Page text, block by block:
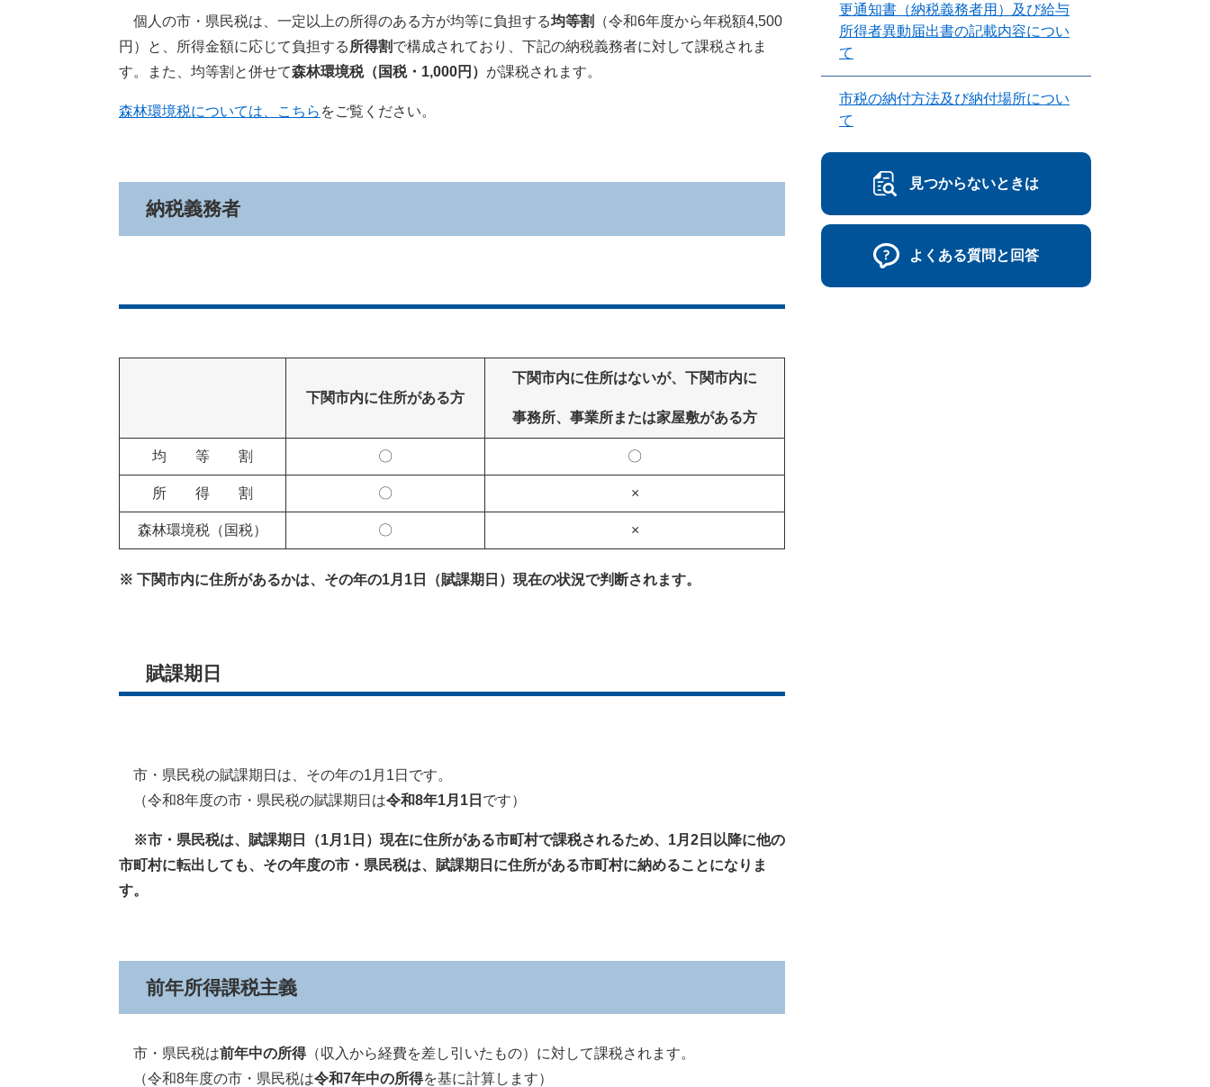
個人の市・県民税は、一定以上の所得のある方が均等に負担する均等割
（令和6年度から年税額4,500
円）と、所得金額に応じて負担する 所得割で構成されており、下記の納税義務者に対して課税されま
す。また、均等割と併せて森林環境税（国税・1,000円） が課税されます。
森林環境税については、こちら をご覧ください。
納税義務者
下関市内に住所がある方
下関市内に住所はないが、下関市内に
事務所、事業所または家屋敷がある方
均 等 割 〇 〇
所 得 割 〇 ×
森林環境税（国税） 〇 ×
※ 下関市内に住所があるかは、その年の1月1日（賦課期日）現在の状況で判断されます。
賦課期日
市・県民税の賦課期日は、その年の1月1日です。
（令和8年度の市・県民税の賦課期日は令和8年1月1日 です）
※市・県民税は、賦課期日（1月1日）現在に住所がある市町村で課税されるため、1月2日以降に他の
市町村に転出しても、その年度の市・県民税は、賦課期日に住所がある市町村に納めることになりま
す。
前年所得課税主義
市・県民税は前年中の所得（収入から経費を差し引いたもの）に対して課税されます。
（令和8年度の市・県民税は令和7年中の所得を基に計算します）
更通知書（納税義務者用）及び給与
所得者異動届出書の記載内容につい
て
市税の納付方法及び納付場所につい
て
見つからないときは
よくある質問と回答